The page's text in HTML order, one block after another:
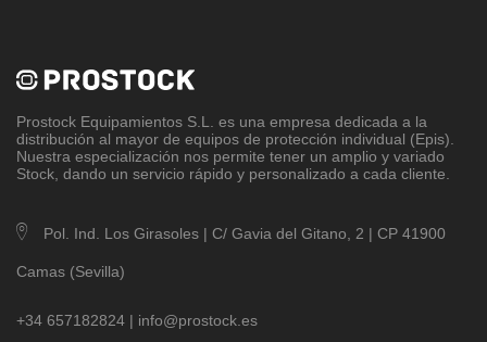
Prostock Equipamientos S.L
. es una empresa dedicada a la
distribución al mayor de equipos de protección individual (Epis).
Nuestra especialización nos permite tener un amplio y variado
Stock, dando un servicio rápido y personalizado a cada cliente.
Pol. Ind. Los Girasoles | C/ Gavia del Gitano, 2 | CP 41900
Camas (Sevilla)
+34 657182824 | info@prostock.es